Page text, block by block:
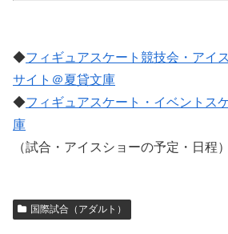
◆フィギュアスケート競技会・アイ
サイト＠夏貸文庫
◆フィギュアスケート・イベントス
庫
（試合・アイスショーの予定・日程）
国際試合（アダルト）